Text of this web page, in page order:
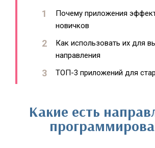
Почему приложения
новичков
Как использовать их для
направления
ТОП-3 приложений для
Какие есть